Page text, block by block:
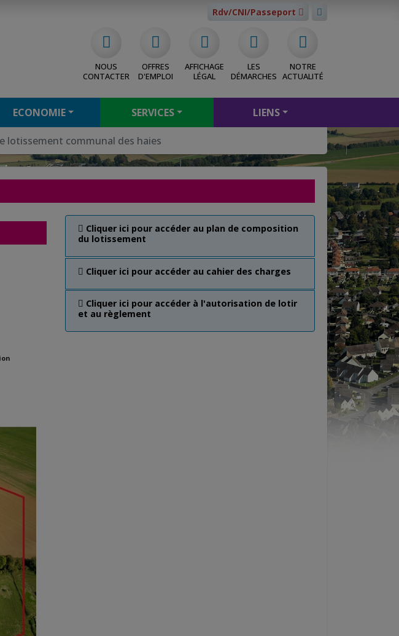
Rdv/CNI/Passeport
NOUS
CONTACTER
OFFRES
D'EMPLOI
AFFICHAGE
LÉGAL
LES
DÉMARCHES
NOTRE
ACTUALITÉ
ECONOMIE SERVICES LIENS
lotissement communal des haies
Cliquer ici pour accéder au plan de composition
du lotissement
Cliquer ici pour accéder au cahier des charges
Cliquer ici pour accéder à l'autorisation de lotir
et au règlement